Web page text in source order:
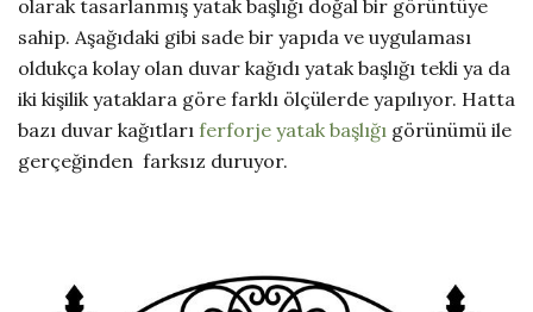
olarak tasarlanmış yatak başlığı doğal bir görüntüye
sahip. Aşağıdaki gibi sade bir yapıda ve uygulaması
oldukça kolay olan duvar kağıdı yatak başlığı tekli ya da
iki kişilik yataklara göre farklı ölçülerde yapılıyor. Hatta
bazı duvar kağıtları ferforje yatak başlığı görünümü ile
gerçeğinden farksız duruyor.